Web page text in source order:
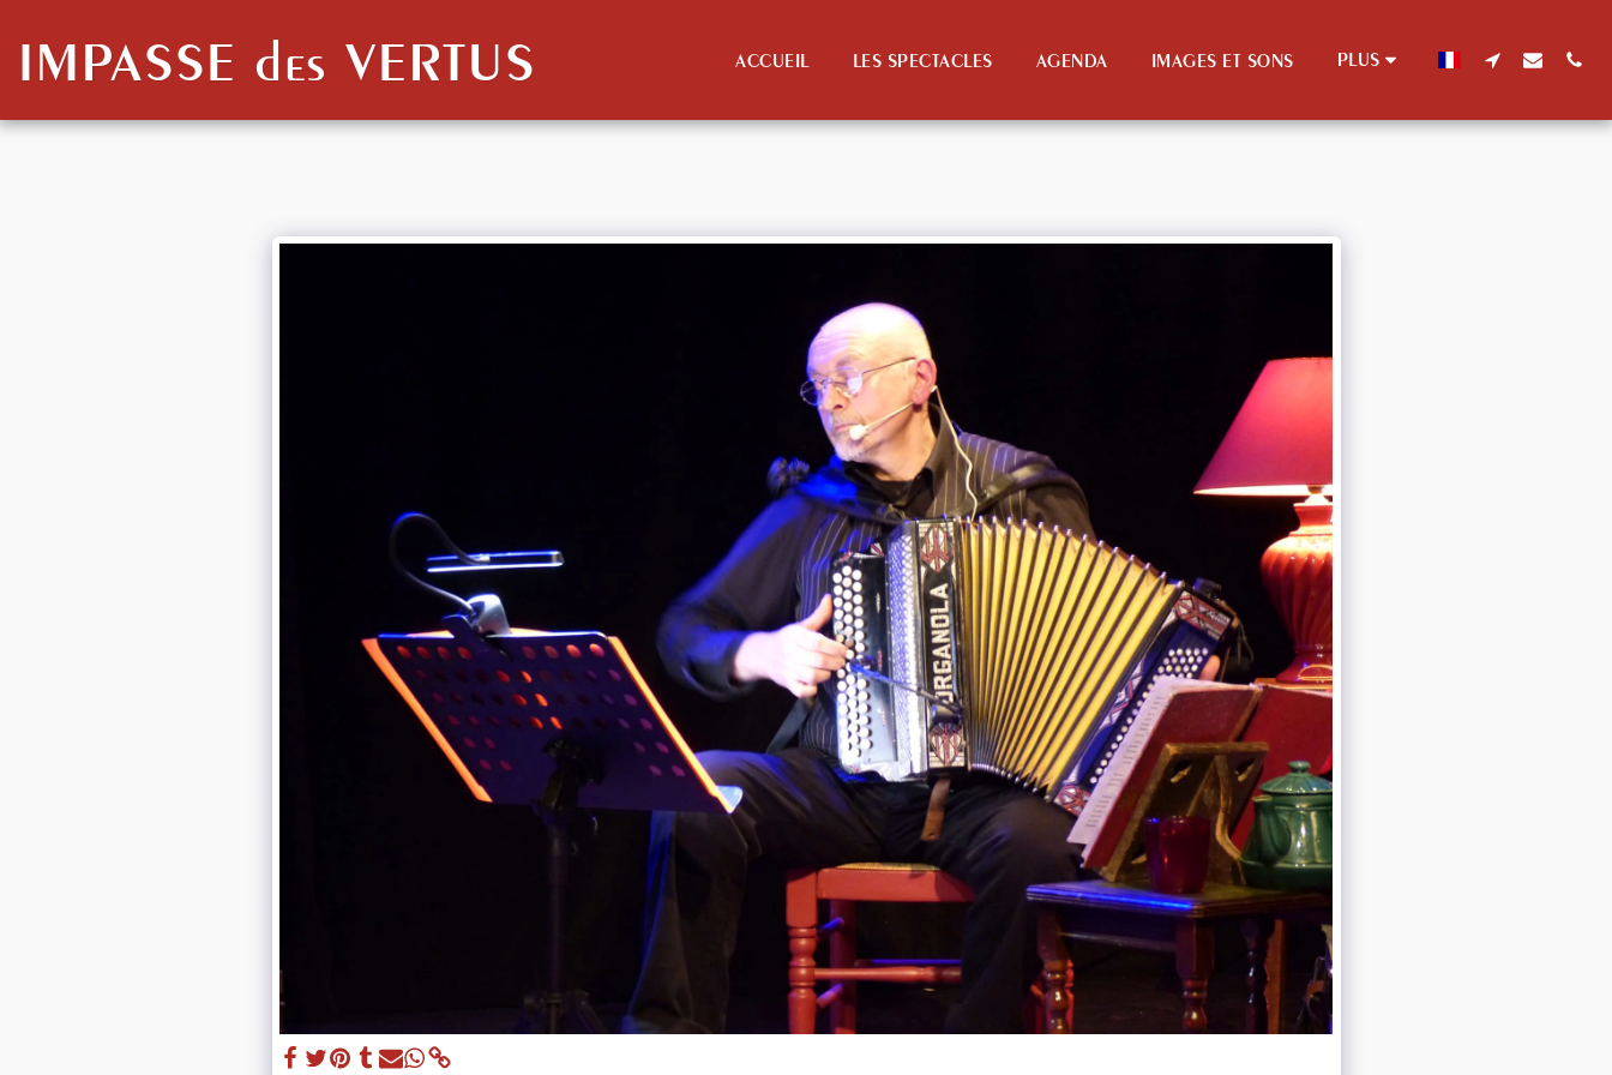
IMPASSE des VERTUS ACCUEIL LES SPECTACLES AGENDA IMAGES ET SONS PLUS